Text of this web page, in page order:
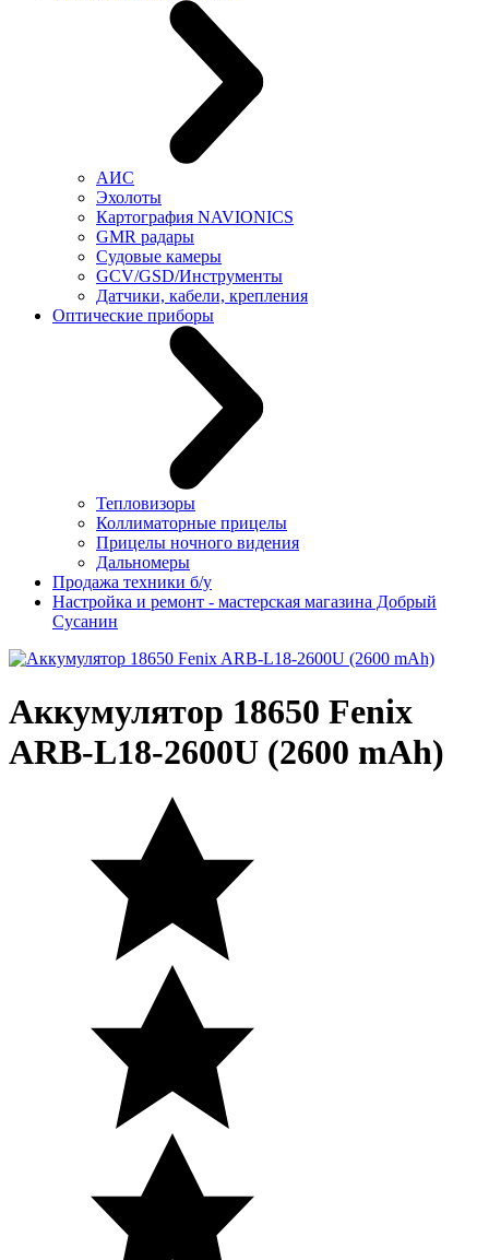
АИС
Эхолоты
Картография NAVIONICS
GMR радары
Судовые камеры
GCV/GSD/Инструменты
Датчики, кабели, крепления
Оптические приборы
Тепловизоры
Коллиматорные прицелы
Прицелы ночного видения
Дальномеры
Продажа техники б/у
Настройка и ремонт - мастерская магазина Добрый
Сусанин
Аккумулятор 18650 Fenix
ARB-L18-2600U (2600 mAh)